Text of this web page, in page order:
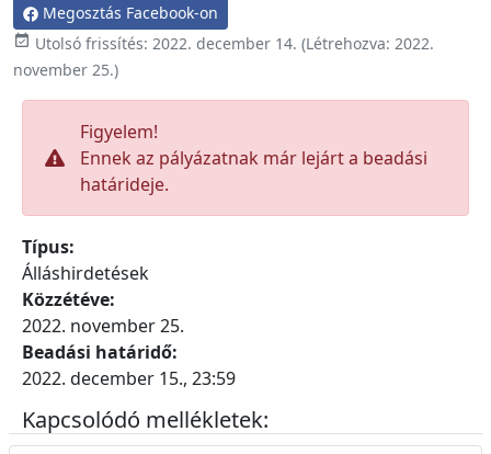
Megosztás Facebook-on
 Utolsó frissítés: 2022. december 14. (Létrehozva: 2022.
november 25.)
Figyelem!
Ennek az pályázatnak már lejárt a beadási
határideje.
Típus:
Álláshirdetések
Közzétéve:
2022. november 25.
Beadási határidő:
2022. december 15., 23:59
Kapcsolódó mellékletek: